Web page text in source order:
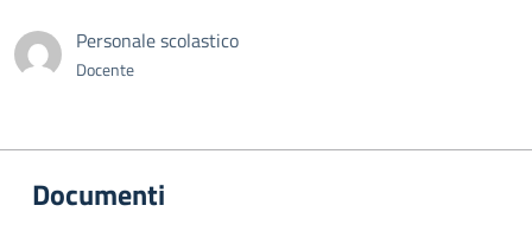
Personale scolastico
Docente
Documenti